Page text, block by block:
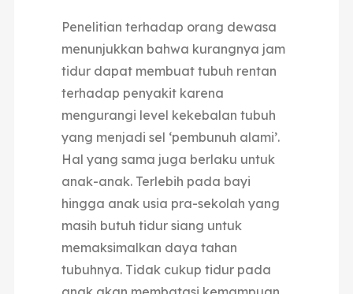
Penelitian terhadap orang dewasa
menunjukkan bahwa kurangnya jam
tidur dapat membuat tubuh rentan
terhadap penyakit karena
mengurangi level kekebalan tubuh
yang menjadi sel ‘pembunuh alami’.
Hal yang sama juga berlaku untuk
anak-anak. Terlebih pada bayi
hingga anak usia pra-sekolah yang
masih butuh tidur siang untuk
memaksimalkan daya tahan
tubuhnya. Tidak cukup tidur pada